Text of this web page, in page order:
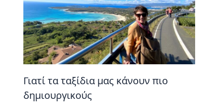
Γιατί τα ταξίδια μας κάνουν πιο
δημιουργικούς